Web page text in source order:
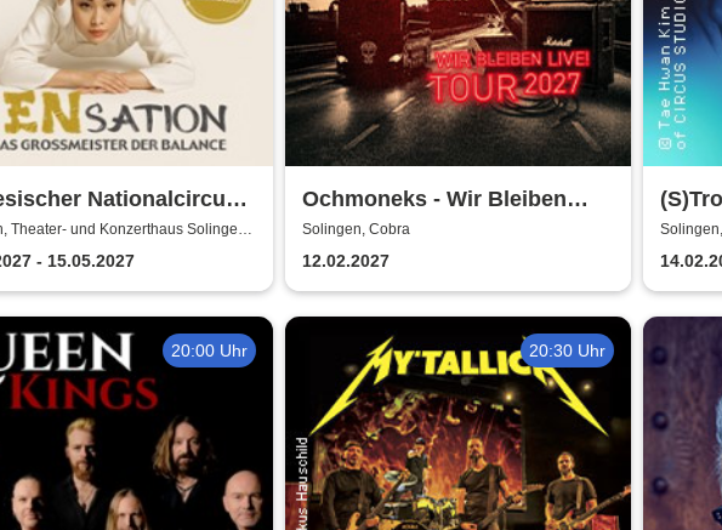
Nationalcircus -
- Chinas
der Balance
Theater- und Konzerthaus Solingen
Saal
- 15.05.2027
Ochmoneks - Wir Bleiben
Live! Tour 2027
Solingen, Cobra
12.02.2027
20:00 Uhr 20:30 Uhr